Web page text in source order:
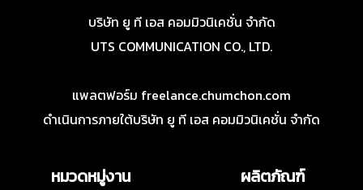
บริษัท ยู ที เอส คอมมิวนิเคชั่น จำกัด
UTS COMMUNICATION CO., LTD.
แพลตฟอร์ม freelance.chumchon.com
ดำเนินการภายใต้บริษัท ยู ที เอส คอมมิวนิเคชั่น จำกัด
หมวดหมู่งาน ผลิตภัณฑ์